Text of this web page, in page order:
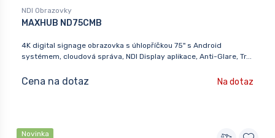
NDI Obrazovky
MAXHUB ND75CMB
4K digital signage obrazovka s úhlopříčkou 75" s Android
systémem, cloudová správa, NDI Display aplikace, Anti-Glare, Tr...
Cena na dotaz Na dotaz
Novinka